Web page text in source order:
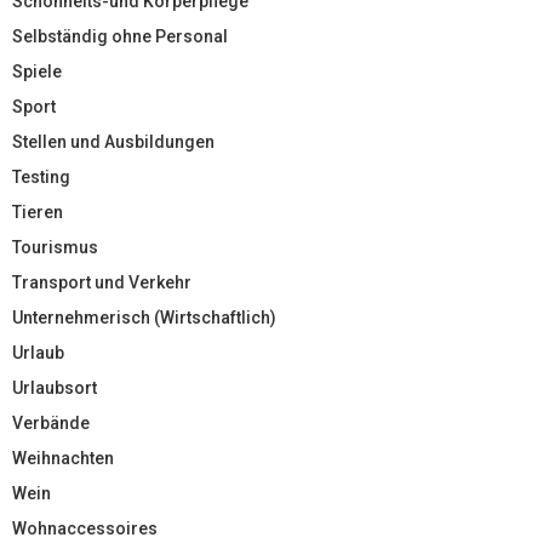
Selbständig ohne Personal
Spiele
Sport
Stellen und Ausbildungen
Testing
Tieren
Tourismus
Transport und Verkehr
Unternehmerisch (Wirtschaftlich)
Urlaub
Urlaubsort
Verbände
Weihnachten
Wein
Wohnaccessoires